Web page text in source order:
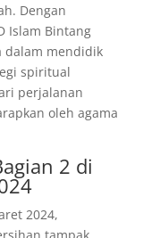
Dengan
Islam Bintang
dalam mendidik
spiritual
perjalanan
oleh agama
2 di
2024,
tampak